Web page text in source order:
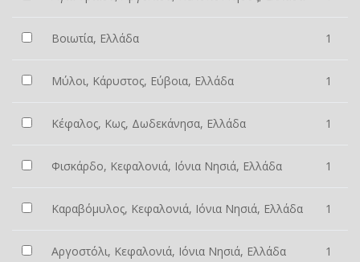
Βοιωτία, Ελλάδα 1
Μύλοι, Κάρυστος, Εύβοια, Ελλάδα 1
Κέφαλος, Κως, Δωδεκάνησα, Ελλάδα 1
Φισκάρδο, Κεφαλονιά, Ιόνια Νησιά, Ελλάδα 1
Καραβόμυλος, Κεφαλονιά, Ιόνια Νησιά, Ελλάδα 1
Αργοστόλι, Κεφαλονιά, Ιόνια Νησιά, Ελλάδα 1